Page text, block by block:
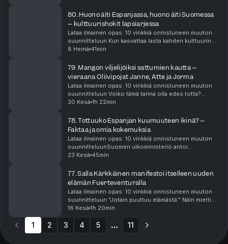
80. Huono äiti Espanjassa, huono äiti Suomessa
– kulttuurishokit lapsiarjessa
Lataa ilmainen opas: 10 vinkkiä onnistuneen muuton
suunnitteluun Kun kasvattaa lasta kahden kulttuurin
välissä, huomaa nopeasti, ettei "hyvä äiti" näytä
8 Heinä 41min
79. Mangon viljelijöiksi sattumien kautta –
vieraana Oliivipojat Janne, Atte ja Jorma
Lataa ilmainen opas: 10 vinkkiä onnistuneen muuton
suunnitteluun Voiko tämä tarina olla edes totta?
Kolme toisilleen täysin tuntematonta suomalaista
30 Kesä 1h 22min
78. Tottuuko Espanjan kuumuuteen ikinä? –
Faktaa ja omia kokemuksia
Lataa ilmainen opas: 10 vinkkiä onnistuneen muuton
suunnitteluunSuomen ulkoministeriö antoi
alkukesästä Espanjasta matkustusvaroituksen, jossa
metsäpalovaarast...
23 Kesä 45min
77. Salla Kärkkäinen manifestoi itselleen uuden
elämän Fuerteventuralla
Lataa ilmainen opas: 10 vinkkiä onnistuneen muuton
suunnitteluun "Jotain puuttuu elämästä." Näin mietti
Salla Kärkkäinen Suomessa, jossa hän eli kaikin puolin
hyvää elämää. Samalla Salla lähetys 35 ik...
16 Kesä 1h 20min
1 2 3 4 5 11